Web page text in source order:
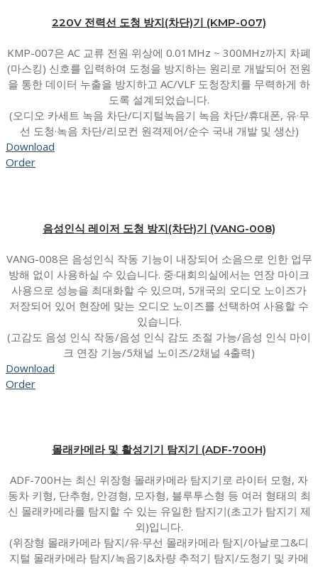
220V 전력선 도청 방지(차단)기 (KMP-007)
KMP-007은 AC 교류 전원 위상에 0.01MHz ~ 300MHz까지 차폐
(마스킹) 신호를 입력하여 도청을 방지하는 원리로 개발되어 전원
을 통한 데이터 누출을 방지하고 AC/VLF 도청장치를 무력하게 하
도록 설계되었습니다.
(오디오 카세트 녹음 차단/디지털녹음기 녹음 차단/휴대폰, 유·무
선 도청·녹음 차단/리모컨 원격제어/순수 국내 개발 및 생산)
Download
Order
음성인식 레이저 도청 방지(차단)기 (VANG-008)
VANG-008은 음성인식 작동 기능이 내장되어 소음으로 인한 업무
방해 없이 사용하실 수 있습니다. 중·대회의실에서는 연장 마이크
사용으로 성능을 최대화할 수 있으며, 5개국의 오디오 노이즈가
저장되어 있어 현장에 맞는 오디오 노이즈를 선택하여 사용할 수
있습니다.
(고감도 음성 인식 작동/음성 인식 감도 조절 가능/음성 인식 마이
크 연장 기능/5채널 노이즈/2채널 4출력)
Download
Order
몰래카메라 및 활성기기 탐지기 (ADF-700H)
ADF-700H는 최신 위장형 몰래카메라 탐지기로 라이터 모형, 자
동차 키형, 단추형, 안경형, 모자형, 블루투스형 등 여러 형태의 최
신 몰래카메라를 탐지할 수 있는 유일한 탐지기(초고가 탐지기 제
외)입니다.
(위장형 몰래카메라 탐지/유·무선 몰래카메라 탐지/아날로그&디
지털 몰래카메라 탐지/녹음기&차량 추적기 탐지/도청기 및 카메